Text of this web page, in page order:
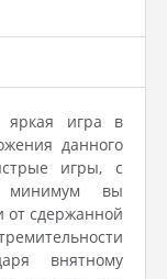
яркая игра в
данного
игры, с
минимум вы
от сдержанной
внятному